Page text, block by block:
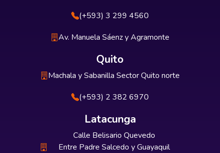
(+593) 3 299 4560
Av. Manuela Sáenz y Agramonte
Quito
Machala y Sabanilla Sector Quito norte
(+593) 2 382 6970
Latacunga
Calle Belisario Quevedo
Entre Padre Salcedo y Guayaquil